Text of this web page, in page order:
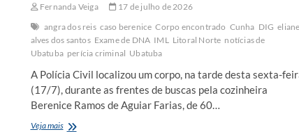
Fernanda Veiga
17 de julho de 2026
angra dos reis caso berenice Corpo encontrado Cunha DIG
alves dos santos Exame de DNA IML Litoral Norte notícias de
Ubatuba perícia criminal Ubatuba
A Polícia Civil localizou um corpo, na tarde desta sexta-
(17/7), durante as frentes de buscas pela cozinheira
Berenice Ramos de Aguiar Farias, de 60…
Veja maisPolícia